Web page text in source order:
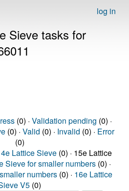
log in
Sieve tasks for
(0) · Validation pending (0) ·
(0) · Valid (0) · Invalid (0) · Error
(0)
Lattice Sieve (0) · 15e Lattice
Sieve for smaller numbers (0) ·
numbers (0) · 16e Lattice
V5 (0)